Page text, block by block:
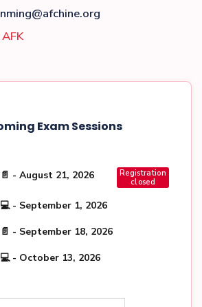
Exam Sessions
- August 21, 2026
Registration
closed
- September 1, 2026
- September 18, 2026
- October 13, 2026